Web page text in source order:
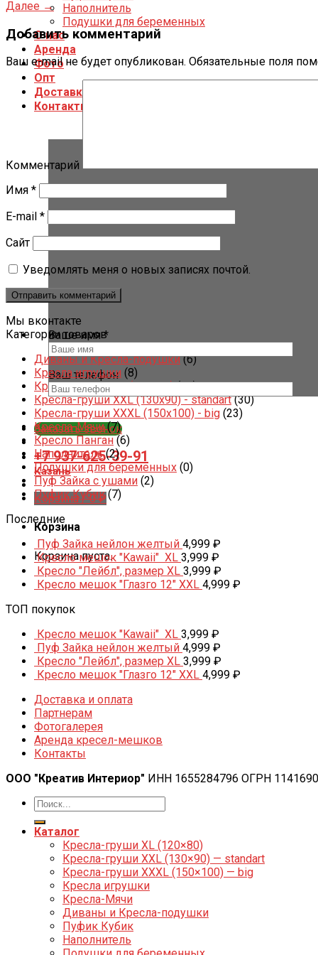
Наполнитель
Подушки для беременных
О нас
Аренда
Фото
Опт
Доставка и оплата
Контакты
Ваше имя *
Ваш телефон
Заказать звонок
+7 937-625-39-91
Казань
Корзина /0₽
Корзина
Корзина пуста.
Далее →
Добавить комментарий
Ваш e-mail не будет опубликован. Обязательные поля
Комментарий
Имя *
E-mail *
Сайт
Уведомлять меня о новых записях почтой.
Мы вконтакте
Категории товаров
Диваны и Кресла-подушки (6)
Кресла игрушки (8)
Кресла-груши XL (120x80) (24)
Кресла-груши XXL (130x90) - standart (30)
Кресла-груши XXXL (150x100) - big (23)
Кресла-Мячи (7)
Кресло Панган (6)
Наполнитель (2)
Подушки для беременных (0)
Пуф Зайка с ушами (2)
Пуфик Кубик (7)
Последние
Пуф Зайка нейлон желтый 4,999 ₽
Кресло мешок "Kawaii" XL 3,999 ₽
Кресло "Лейбл", размер XL 3,999 ₽
Кресло мешок "Глазго 12" XXL 4,999 ₽
ТОП покупок
Кресло мешок "Kawaii" XL 3,999 ₽
Пуф Зайка нейлон желтый 4,999 ₽
Кресло "Лейбл", размер XL 3,999 ₽
Кресло мешок "Глазго 12" XXL 4,999 ₽
Доставка и оплата
Партнерам
Фотогалерея
Аренда кресел-мешков
Контакты
ООО "Креатив Интериор" ИНН 1655284796 ОГРН
Каталог
Кресла-груши XL (120×80)
Кресла-груши XXL (130×90) — standart
Кресла-груши XXXL (150×100) — big
Кресла игрушки
Кресла-Мячи
Диваны и Кресла-подушки
Пуфик Кубик
Наполнитель